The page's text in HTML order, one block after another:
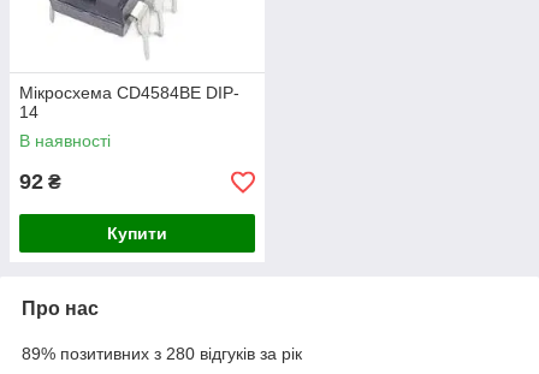
Мікросхема CD4584BE DIP-
14
В наявності
92 ₴
Купити
Про нас
89% позитивних з 280 відгуків за рік